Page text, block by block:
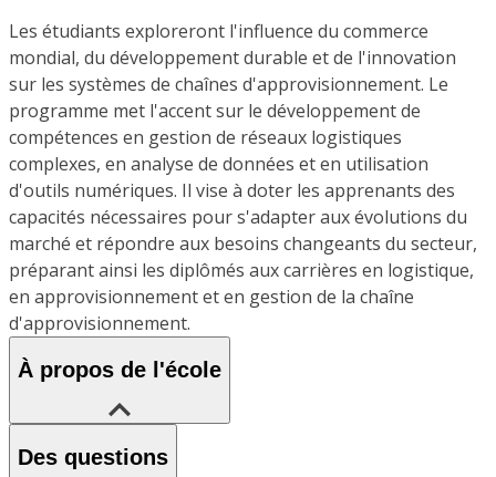
Les étudiants exploreront l'influence du commerce
mondial, du développement durable et de l'innovation
sur les systèmes de chaînes d'approvisionnement. Le
programme met l'accent sur le développement de
compétences en gestion de réseaux logistiques
complexes, en analyse de données et en utilisation
d'outils numériques. Il vise à doter les apprenants des
capacités nécessaires pour s'adapter aux évolutions du
marché et répondre aux besoins changeants du secteur,
préparant ainsi les diplômés aux carrières en logistique,
en approvisionnement et en gestion de la chaîne
d'approvisionnement.
À propos de l'école
Des questions